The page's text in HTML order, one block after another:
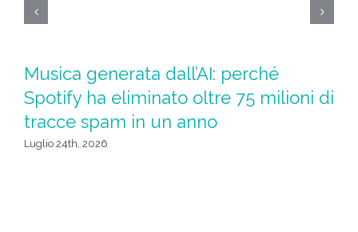
Musica generata dall’AI: perché
Spotify ha eliminato oltre 75 milioni di
tracce spam in un anno
Luglio 24th, 2026